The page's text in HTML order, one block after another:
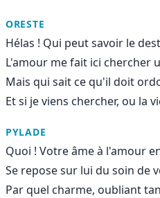
ORESTE
Hélas ! Qui peut savoir le
L'amour me fait ici chercher
Mais qui sait ce qu'il doit
Et si je viens chercher, ou la
PYLADE
Quoi ! Votre âme à l'amour
Se repose sur lui du soin de
Par quel charme, oubliant